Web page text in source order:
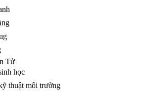
Tử
học
thuật môi trường